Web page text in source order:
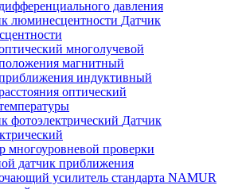
давления
Датчик
многолучевой
магнитный
индуктивный
оптический
Датчик
многоуровневой проверки
датчик приближения
усилитель стандарта NAMUR